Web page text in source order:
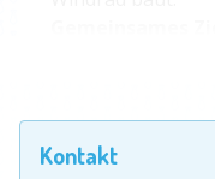
zusammen, um
So kommen die
Kontakt